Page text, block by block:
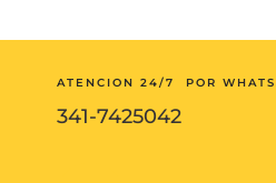
ATENCION 24/7 POR
341-7425042